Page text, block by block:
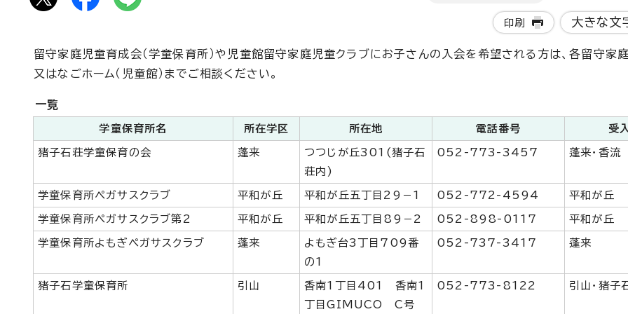
印刷 大きな文
留守家庭児童育成会（学童保育所）や児童館留守家庭児童クラブにお子さんの入会を希望される方は、各留守家
又はなごホーム（児童館）までご相談ください。
一覧
学童保育所名 所在学区 所在地 電話番号 受
猪子石荘学童保育の会 蓬来
つつじが丘301(猪子石
荘内)
052-773-3457 蓬来・香流
学童保育所ペガサスクラブ 平和が丘 平和が丘五丁目29－1 052-772-4594 平和が丘
学童保育所ペガサスクラブ第2 平和が丘 平和が丘五丁目89－2 052-898-0117 平和が丘
学童保育所よもぎペガサスクラブ 蓬来
よもぎ台3丁目709番
の1
052-737-3417 蓬来
猪子石学童保育所 引山
香南1丁目401 香南1
丁目GIMUCO C号
052-773-8122 引山・猪子